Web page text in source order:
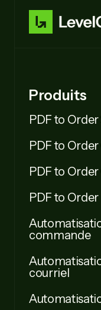
Produits
PDF to
PDF to
PDF to Order
PDF to
commande
courriel